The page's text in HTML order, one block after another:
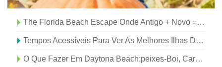
The Florida Beach Escape Onde Antigo + Novo =Épico
Tempos Acessíveis Para Ver As Melhores Ilhas Do Mundo
O Que Fazer Em Daytona Beach:peixes-Boi, Carros De Corrida E Ciclismo Na Areia